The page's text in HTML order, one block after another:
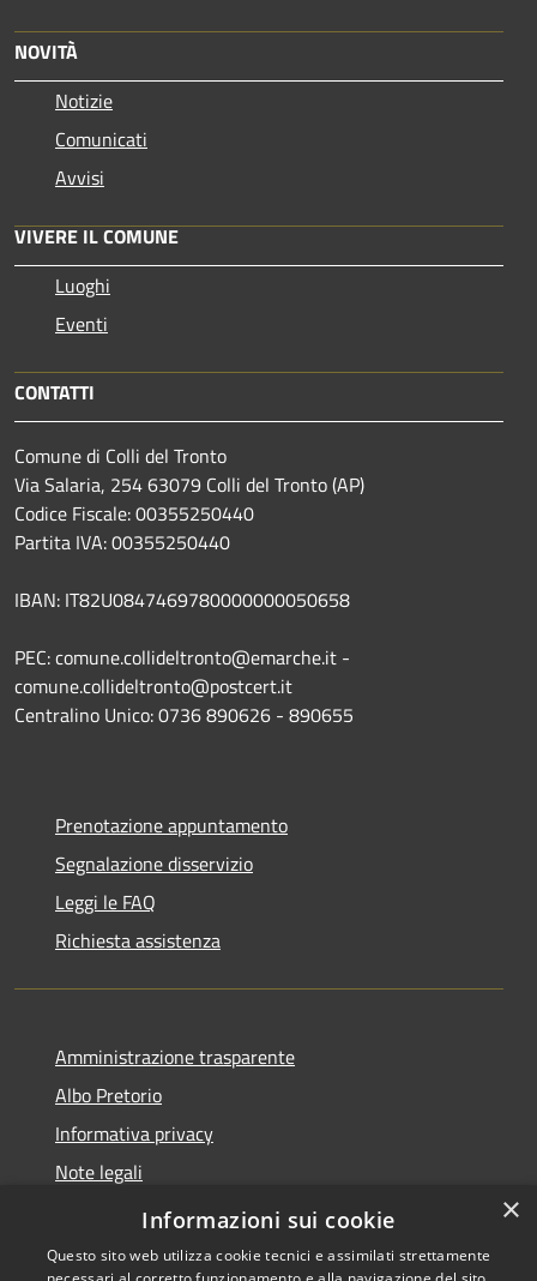
NOVITÀ
Notizie
Comunicati
Avvisi
VIVERE IL COMUNE
Luoghi
Eventi
CONTATTI
Comune di Colli del Tronto
Via Salaria, 254 63079 Colli del Tronto (AP)
Codice Fiscale: 00355250440
Partita IVA: 00355250440
IBAN: IT82U0847469780000000050658
PEC: comune.collideltronto@emarche.it -
comune.collideltronto@postcert.it
Centralino Unico: 0736 890626 - 890655
Prenotazione appuntamento
Segnalazione disservizio
Leggi le FAQ
Richiesta assistenza
Amministrazione trasparente
Albo Pretorio
Informativa privacy
Note legali
Dichiarazione di accessibilità
×
Informazioni sui cookie
Questo sito web utilizza cookie tecnici e assimilati strettamente